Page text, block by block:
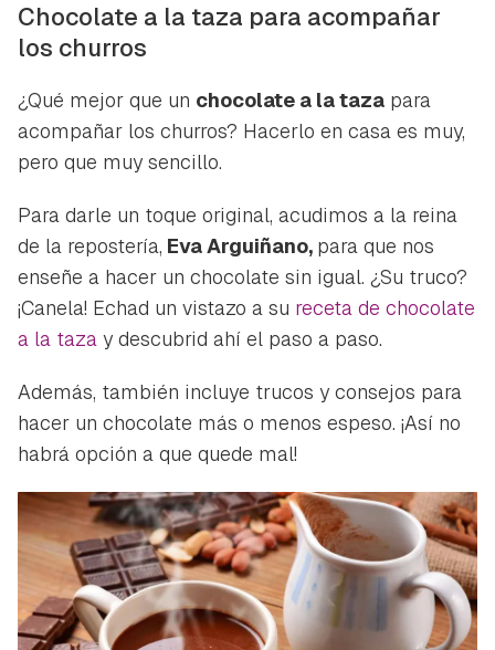
Guardar como favorito
Chocolate a la taza para acompañar
los churros
¿Qué mejor que un chocolate a la taza para
acompañar los churros? Hacerlo en casa es muy,
pero que muy sencillo.
Para darle un toque original, acudimos a la reina
de la repostería, Eva Arguiñano, para que nos
enseñe a hacer un chocolate sin igual. ¿Su truco?
¡Canela! Echad un vistazo a su receta de chocolate
a la taza y descubrid ahí el paso a paso.
Además, también incluye trucos y consejos para
hacer un chocolate más o menos espeso. ¡Así no
habrá opción a que quede mal!
Contenido enviado